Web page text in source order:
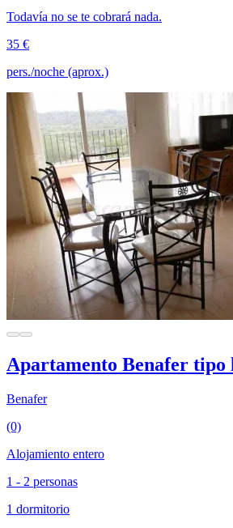
Todavía no se te cobrará nada.
35 €
pers./noche (aprox.)
Apartamento Benafer tipo
Benafer
(0)
Alojamiento entero
1 - 2 personas
1 dormitorio